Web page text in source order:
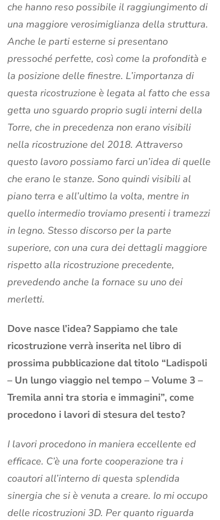
che hanno reso possibile il raggiungimento di
una maggiore verosimiglianza della struttura.
Anche le parti esterne si presentano
pressoché perfette, così come la profondità e
la posizione delle finestre. L’importanza di
questa ricostruzione è legata al fatto che essa
getta uno sguardo proprio sugli interni della
Torre, che in precedenza non erano visibili
nella ricostruzione del 2018. Attraverso
questo lavoro possiamo farci un’idea di quelle
che erano le stanze. Sono quindi visibili al
piano terra e all’ultimo la volta, mentre in
quello intermedio troviamo presenti i tramezzi
in legno. Stesso discorso per la parte
superiore, con una cura dei dettagli maggiore
rispetto alla ricostruzione precedente,
prevedendo anche la fornace su uno dei
merletti.
Dove nasce l’idea? Sappiamo che tale
ricostruzione verrà inserita nel libro di
prossima pubblicazione dal titolo “Ladispoli
– Un lungo viaggio nel tempo – Volume 3 –
Tremila anni tra storia e immagini”, come
procedono i lavori di stesura del testo?
I lavori procedono in maniera eccellente ed
efficace. C’è una forte cooperazione tra i
coautori all’interno di questa splendida
sinergia che si è venuta a creare. Io mi occupo
delle ricostruzioni 3D. Per quanto riguarda